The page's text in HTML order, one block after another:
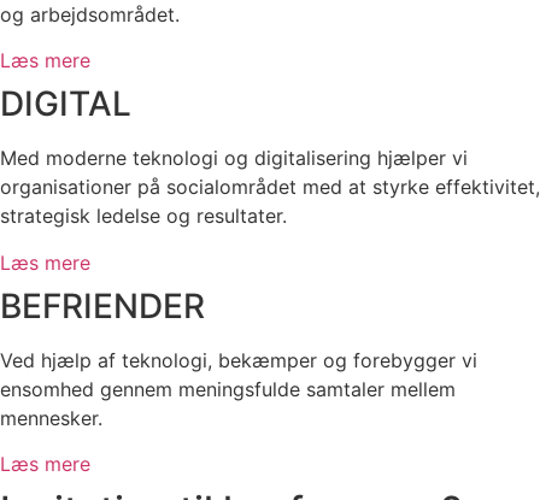
og arbejdsområdet.
Læs mere
DIGITAL
Med moderne teknologi og digitalisering hjælper vi
organisationer på socialområdet med at styrke effektivitet,
strategisk ledelse og resultater.
Læs mere
BEFRIENDER
Ved hjælp af teknologi, bekæmper og forebygger vi
ensomhed gennem meningsfulde samtaler mellem
mennesker.
Læs mere